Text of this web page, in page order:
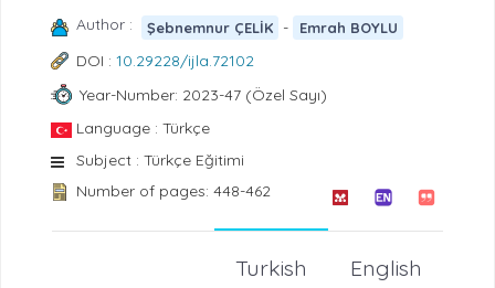
Author : Şebnemnur ÇELİK - Emrah BOYLU
DOI : 10.29228/ijla.72102
Year-Number: 2023-47 (Özel Sayı)
Language : Türkçe
Subject : Türkçe Eğitimi
Number of pages: 448-462
English
Turkish